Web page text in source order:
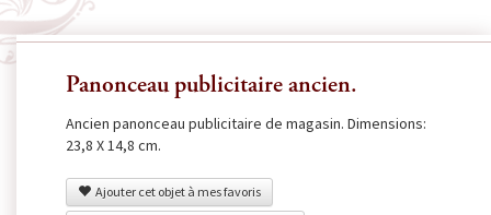
Panonceau publicitaire ancien.
Ancien panonceau publicitaire de magasin. Dimensions:
23,8 X 14,8 cm.
Ajouter cet objet à mes favoris